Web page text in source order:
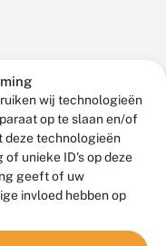
wij technologieën
op te slaan en/of
deze technologieën
unieke ID's op deze
geeft of uw
invloed hebben op